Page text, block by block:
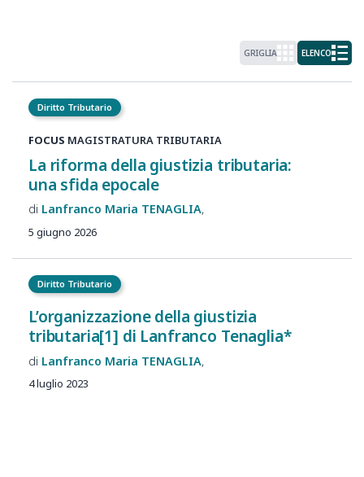
GRIGLIA ELENCO
Diritto Tributario
FOCUS MAGISTRATURA TRIBUTARIA
La riforma della giustizia tributaria:
una sfida epocale
Lanfranco Maria TENAGLIA
5 giugno 2026
Diritto Tributario
L’organizzazione della giustizia
tributaria[1] di Lanfranco Tenaglia*
Lanfranco Maria TENAGLIA
4 luglio 2023